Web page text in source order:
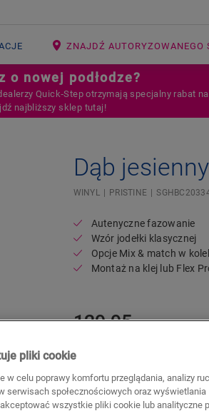
ZNAJDŹ AUTORYZOWANEGO
o nowej podłodze?
Quick‑Step otrzymają specjalny rabat
najbliższy sklep tutaj!
Open image in lightbox
Dąb
WINYL PRISTINE
Autenyczne fazowanie
Wzór jodełki klasycznej
Opcje Mix & match w
Montaż na klej lub Flex
129,95PLN/m²
Znajdź dealera
Chcesz zobaczyć tę
pliki cookie
w celu poprawy komfortu przeglądania, analizy
serwisach społecznościowych oraz wyświetlania
wszystkie pliki cookie lub analityczne